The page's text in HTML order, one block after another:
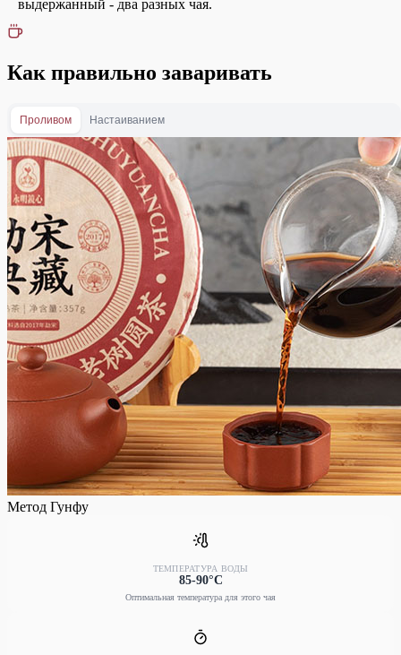
выдержанный - два разных чая.
Как правильно заваривать
Проливом Настаиванием
Метод Гунфу
ТЕМПЕРАТУРА ВОДЫ
85-90°C
Оптимальная температура для этого чая